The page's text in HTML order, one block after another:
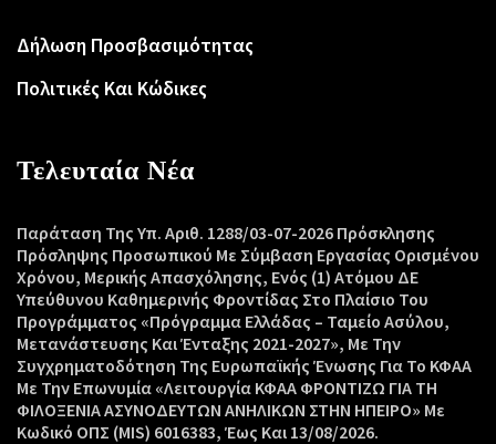
Δήλωση Προσβασιμότητας
Πολιτικές Και Κώδικες
Τελευταία Νέα
Παράταση Της Υπ. Αριθ. 1288/03-07-2026 Πρόσκλησης
Πρόσληψης Προσωπικού Με Σύμβαση Εργασίας Ορισμένου
Χρόνου, Μερικής Απασχόλησης, Ενός (1) Ατόμου ΔΕ
Υπεύθυνου Καθημερινής Φροντίδας Στο Πλαίσιο Του
Προγράμματος «Πρόγραμμα Ελλάδας – Ταμείο Ασύλου,
Μετανάστευσης Και Ένταξης 2021-2027», Με Την
Συγχρηματοδότηση Της Ευρωπαϊκής Ένωσης Για Το ΚΦΑΑ
Με Την Επωνυμία «Λειτουργία ΚΦΑΑ ΦΡΟΝΤΙΖΩ ΓΙΑ ΤΗ
ΦΙΛΟΞΕΝΙΑ ΑΣΥΝΟΔΕΥΤΩΝ ΑΝΗΛΙΚΩΝ ΣΤΗΝ ΗΠΕΙΡΟ» Με
Κωδικό ΟΠΣ (MIS) 6016383, Έως Και 13/08/2026.